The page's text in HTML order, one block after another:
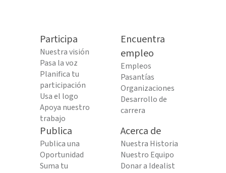
Participa
Nuestra visión
Pasa la voz
Planifica tu
participación
Usa el logo
Apoya nuestro
trabajo
Encuentra
empleo
Empleos
Pasantías
Organizaciones
Desarrollo de
carrera
Publica
Publica una
Oportunidad
Suma tu
Acerca de
Nuestra Historia
Nuestro Equipo
Donar a Idealist